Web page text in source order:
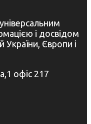
і досвідом
України, Європи і
офіс 217